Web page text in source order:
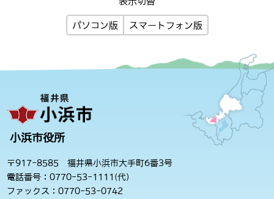
パソコン版 スマートフォン版
小浜市役所
〒917-8585 福井県小浜市大手町6番3号
電話番号：0770-53-1111(代)
ファックス：0770-53-0742